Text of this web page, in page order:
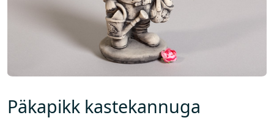
Päkapikk kastekannuga